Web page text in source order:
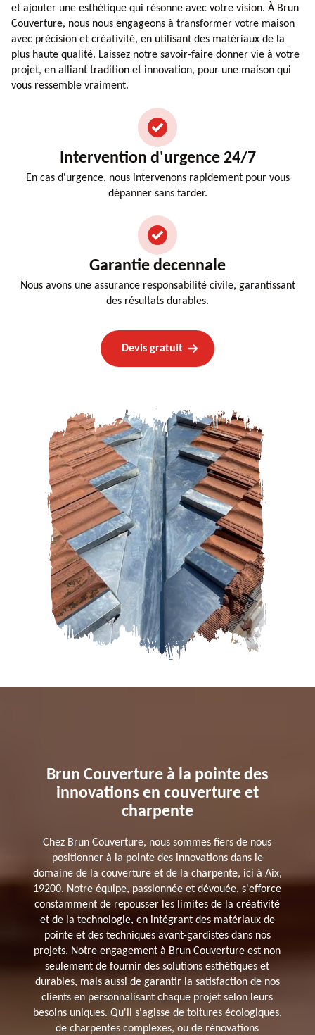
et ajouter une esthétique qui résonne avec votre vision. À Brun
Couverture, nous nous engageons à transformer votre maison
avec précision et créativité, en utilisant des matériaux de la
plus haute qualité. Laissez notre savoir-faire donner vie à votre
projet, en alliant tradition et innovation, pour une maison qui
vous ressemble vraiment.
Intervention d'urgence 24/7
En cas d'urgence, nous intervenons rapidement pour vous
dépanner sans tarder.
Garantie decennale
Nous avons une assurance responsabilité civile, garantissant
des résultats durables.
Devis gratuit
Brun Couverture à la pointe des
innovations en couverture et
charpente
Chez Brun Couverture, nous sommes fiers de nous
positionner à la pointe des innovations dans le
domaine de la couverture et de la charpente, ici à Aix,
19200. Notre équipe, passionnée et dévouée, s'efforce
constamment de repousser les limites de la créativité
et de la technologie, en intégrant des matériaux de
pointe et des techniques avant-gardistes dans nos
projets. Notre engagement à Brun Couverture est non
seulement de fournir des solutions esthétiques et
durables, mais aussi de garantir la satisfaction de nos
clients en personnalisant chaque projet selon leurs
besoins uniques. Qu'il s'agisse de toitures écologiques,
de charpentes complexes, ou de rénovations